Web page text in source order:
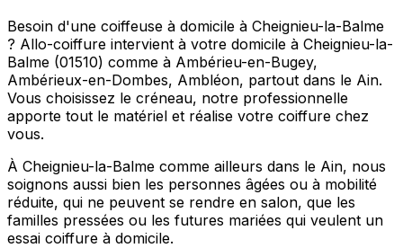
Besoin d'une coiffeuse à domicile à Cheignieu-la-Balme
? Allo-coiffure intervient à votre domicile à Cheignieu-la-
Balme (01510) comme à Ambérieu-en-Bugey,
Ambérieux-en-Dombes, Ambléon, partout dans le Ain.
Vous choisissez le créneau, notre professionnelle
apporte tout le matériel et réalise votre coiffure chez
vous.
À Cheignieu-la-Balme comme ailleurs dans le Ain, nous
soignons aussi bien les personnes âgées ou à mobilité
réduite, qui ne peuvent se rendre en salon, que les
familles pressées ou les futures mariées qui veulent un
essai coiffure à domicile.